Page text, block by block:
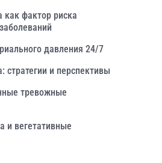
как фактор риска
давления 24/7
стратегии и перспективы
тревожные
и вегетативные